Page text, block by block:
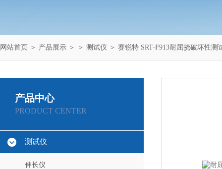
网站首页 ＞ 产品展示 ＞ ＞ 测试仪 ＞ 赛锐特 SRT-F913耐屈挠破坏性
产品中心
PRODUCT CENTER
测试仪
伸长仪